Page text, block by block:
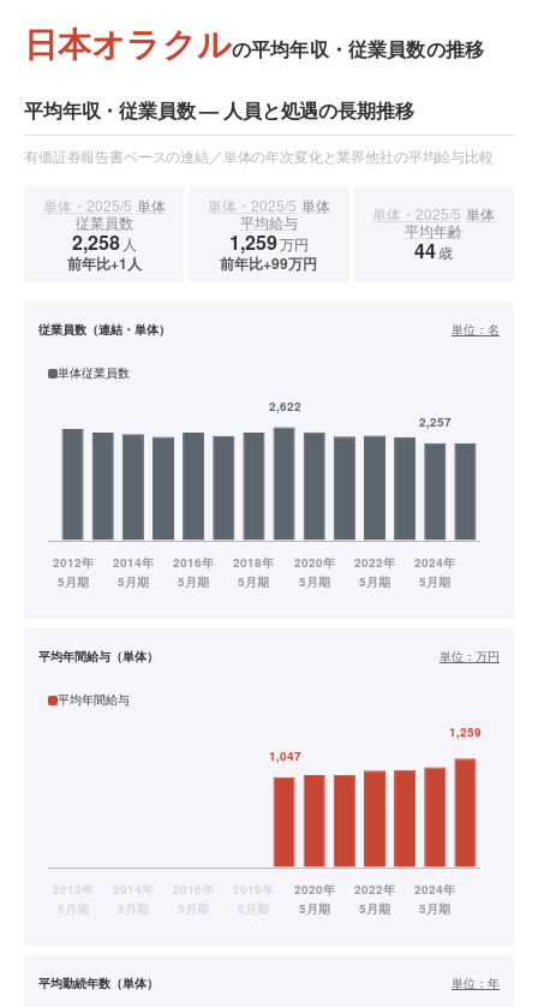
日本オラクルの平均年収・従業員数の推移
平均年収・従業員数 — 人員と処遇の長期推移
有価証券報告書ベースの連結／単体の年次変化と業界他社の平均給与比較
単体・2025/5 単体
従業員数
2,258 人
前年比+1人
単体・2025/5 単体
平均給与
1,259万円
前年比+99万円
単体・2025/5 単体
平均年齢
44歳
従業員数（連結・単体） 単位： 名
単体従業員数
平均年間給与（単体） 単位： 万円
平均年間給与
平均勤続年数（単体） 単位： 年